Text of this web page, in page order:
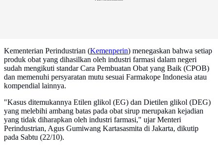
Kementerian Perindustrian (Kemenperin) menegaskan bahwa setiap
produk obat yang dihasilkan oleh industri farmasi dalam negeri
sudah mengikuti standar Cara Pembuatan Obat yang Baik (CPOB)
dan memenuhi persyaratan mutu sesuai Farmakope Indonesia atau
kompendial lainnya.
"Kasus ditemukannya Etilen glikol (EG) dan Dietilen glikol (DEG)
yang melebihi ambang batas pada obat sirup merupakan kejadian
yang tidak diharapkan oleh industri farmasi," ujar Menteri
Perindustrian, Agus Gumiwang Kartasasmita di Jakarta, dikutip
pada Sabtu (22/10).